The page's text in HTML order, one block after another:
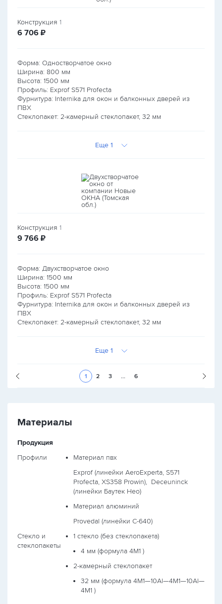
Конструкция 1
6 706 руб.
₽
Форма: Одностворчатое окно
Ширина: 800 мм
Высота: 1500 мм
Профиль: Exprof S571 Profecta
Фурнитура: Internika для окон и балконных дверей из
ПВХ
Стеклопакет: 2-камерный стеклопакет, 32 мм
Еще 1
Конструкция 1
9 766 руб.
₽
Форма: Двухстворчатое окно
Ширина: 1500 мм
Высота: 1500 мм
Профиль: Exprof S571 Profecta
Фурнитура: Internika для окон и балконных дверей из
ПВХ
Стеклопакет: 2-камерный стеклопакет, 32 мм
Еще 1
1 2 3 ... 6
Следующая
Материалы
Продукция
Профили
Материал пвх
Exprof (линейки AeroExperta, S571
Profecta, XS358 Prowin), Deceuninck
(линейки Баутек Нео)
Материал алюминий
Provedal (линейки С-640)
Стекло и
стеклопакеты
1 стекло (без стеклопакета)
4 мм (формула 4М1 )
2-камерный стеклопакет
32 мм (формула 4М1—10Al—4М1—10Al—
4М1 )